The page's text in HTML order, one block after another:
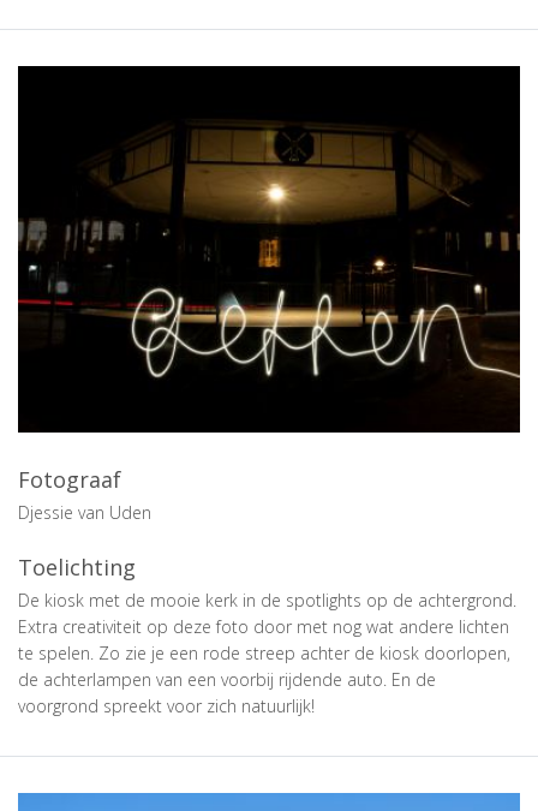
Fotograaf
Djessie van Uden
Toelichting
De kiosk met de mooie kerk in de spotlights op de achtergrond.
Extra creativiteit op deze foto door met nog wat andere lichten
te spelen. Zo zie je een rode streep achter de kiosk doorlopen,
de achterlampen van een voorbij rijdende auto. En de
voorgrond spreekt voor zich natuurlijk!